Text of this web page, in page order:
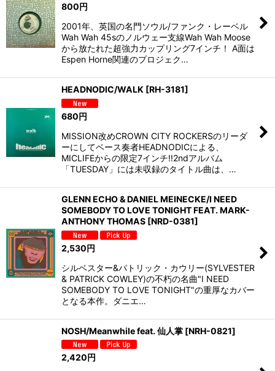
800円
2001年、英国の名門ソウル/ファンク・レーベル
Wah Wah 45sのノルウェー支線Wah Wah Moose
から放たれた超強力カップリング7インチ！ A面は
Espen Horne関連のプロジェク…
HEADNODIC/WALK [RH-3181]
680円
MISSION改めCROWN CITY ROCKERSのリーダ
ーにしてベース奏者HEADNODICによる、
MICLIFEからの限定7インチ!!2ndアルバム
「TUESDAY」には未収録のタイトル曲は、…
GLENN ECHO & DANIEL MEINECKE/I NEED
SOMEBODY TO LOVE TONIGHT FEAT. MARK-
ANTHONY THOMAS [NRD-0381]
2,530円
シルベスター&パトリック・カウリー(SYLVESTER
& PATRICK COWLEY)の不朽の名曲"I NEED
SOMEBODY TO LOVE TONIGHT"の重厚なカバー
となる本作。ダニエ…
NOSH/Meanwhile feat. 仙人掌 [NRH-0821]
2,420円